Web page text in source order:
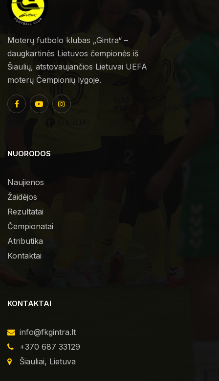
Moterų futbolo klubas „Gintra“ –
daugkartinės Lietuvos čempionės iš
Šiaulių, atstovaujančios Lietuvai UEFA
moterų Čempionių lygoje.
NUORODOS
Naujienos
Žaidėjos
Rezultatai
Čempionatai
Atributika
Kontaktai
KONTAKTAI
info@fkgintra.lt
+370 687 33129
Šiauliai, Lietuva